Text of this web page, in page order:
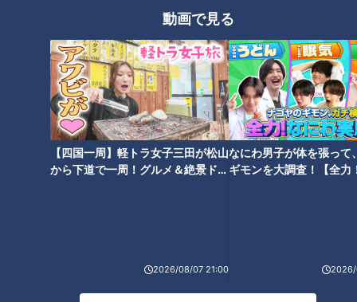
動画で見る
【四国一周】軽トラ女子三田が松山
から下道で一周！グルメ＆絶景ドラ
2026/08/07 21:00
なにわ男子が体を張って
ギモンを大調査！【全力
2026/
ず、簡単にディフェンスを突破される始末。かわっては『スク
クニックで、ボールに強い回転をかけて行います。初心者には
結構難しいパスですが、野田が部員に指導を受けてやってみる
とすぐにコツを掴んだようで、「すごい。初めてとは思えな
い」などと部員たちから言われるくらいのパスを見せました。